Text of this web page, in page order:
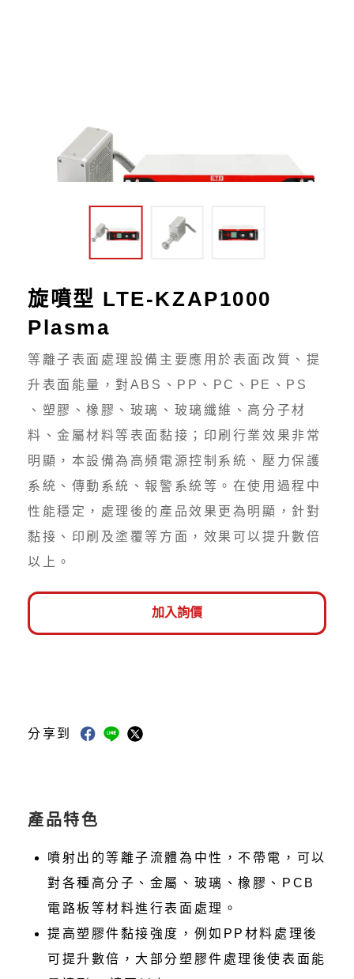
旋噴型 LTE-KZAP1000
Plasma
等離子表面處理設備主要應用於表面改質、提
升表面能量，對ABS、PP、PC、PE、PS
、塑膠、橡膠、玻璃、玻璃纖維、高分子材
料、金屬材料等表面黏接；印刷行業效果非常
明顯，本設備為高頻電源控制系統、壓力保護
系統、傳動系統、報警系統等。在使用過程中
性能穩定，處理後的產品效果更為明顯，針對
黏接、印刷及塗覆等方面，效果可以提升數倍
以上。
加入詢價
分享到
產品特色
噴射出的等離子流體為中性，不帶電，可以
對各種高分子、金屬、玻璃、橡膠、PCB
電路板等材料進行表面處理。
提高塑膠件黏接強度，例如PP材料處理後
可提升數倍，大部分塑膠件處理後使表面能